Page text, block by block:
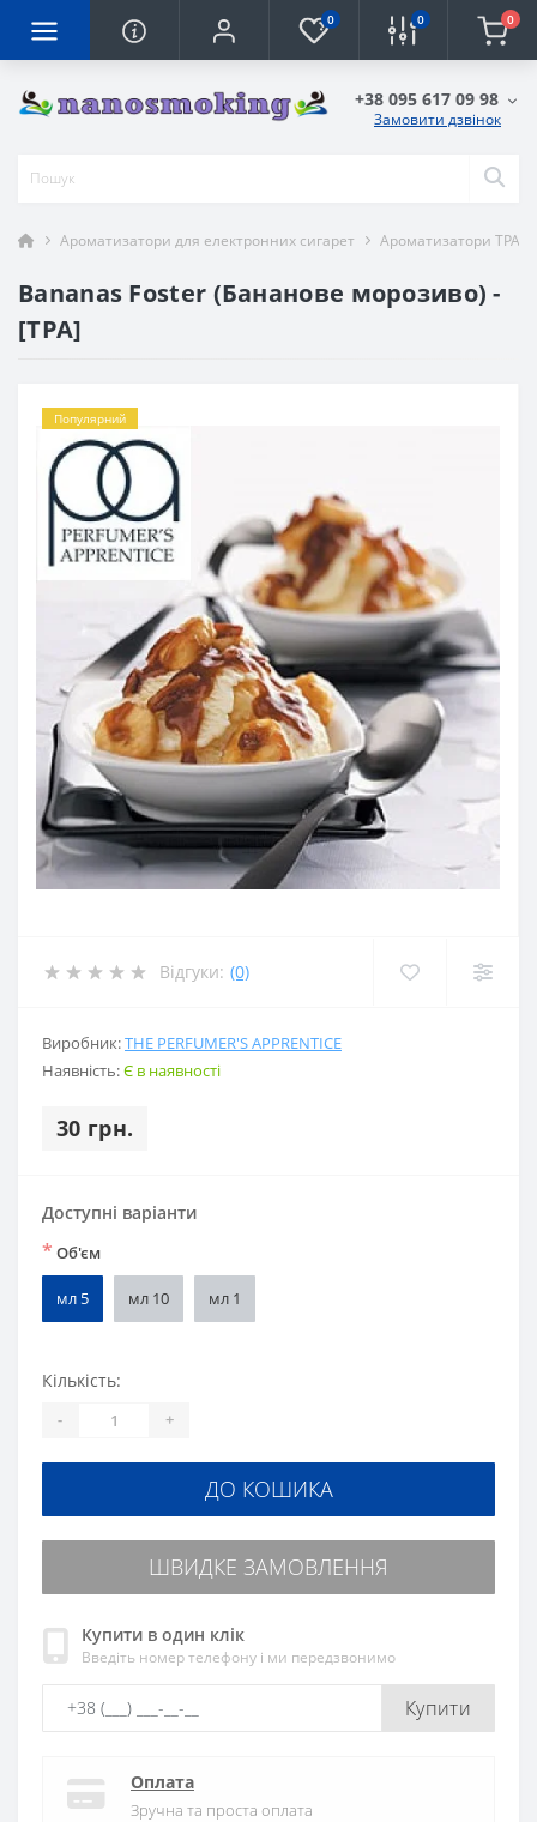
0 0 0
+38 095 617 09 98
Замовити дзвінок
Ароматизатори для електронних сигарет Ароматизатори TPA
Bananas Foster (Бананове морозиво) -
[TPA]
Популярний
Відгуки: (0)
Виробник:THE PERFUMER'S APPRENTICE
Наявність:Є в наявності
30 грн.
Доступні варіанти
* Об'єм
мл 5 мл 10 мл 1
Кількість:
- +
ДО КОШИКА
ШВИДКЕ ЗАМОВЛЕННЯ
Купити в один клік
Введіть номер телефону і ми передзвонимо
Купити
Оплата
Зручна та проста оплата